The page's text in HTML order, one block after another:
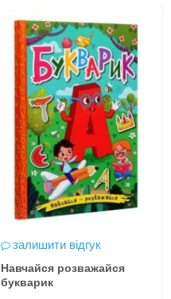
залишити відгук
Навчайся розважайся
букварик